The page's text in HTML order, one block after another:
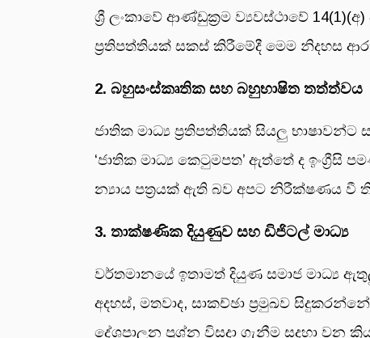
ශ්‍රී ලංකාවේ ආණ්ඩුක්‍රම ව්‍යවස්ථාවේ
ප්‍රතිපත්තියක් සකස් කිරීමේදී මෙම නිදහස
2. බහුසංස්කෘතික සහ බහුභාෂිත තත්ත්වය
ජාතික මාධ්‍ය ප්‍රතිපත්තියක් සියලු
‘ජාතික මාධ්‍ය කෙටුමපත’ ඇත්තේ ද
න්‍යාය පත්‍රයක් ඇති බව අපට නිරීක්ෂණය වී
3. තාක්ෂණික දියුණුව සහ ඩිජිටල් මාධ්‍ය
වර්තමානයේ ඉතාමත් දියුණ සමාජ මාධ්‍ය
අදහස්, මතවාද, සාකච්ඡා ප්‍රමුඛව
දේශපාලන ප්‍රශ්න විසදා ගැනීම සදහා වන